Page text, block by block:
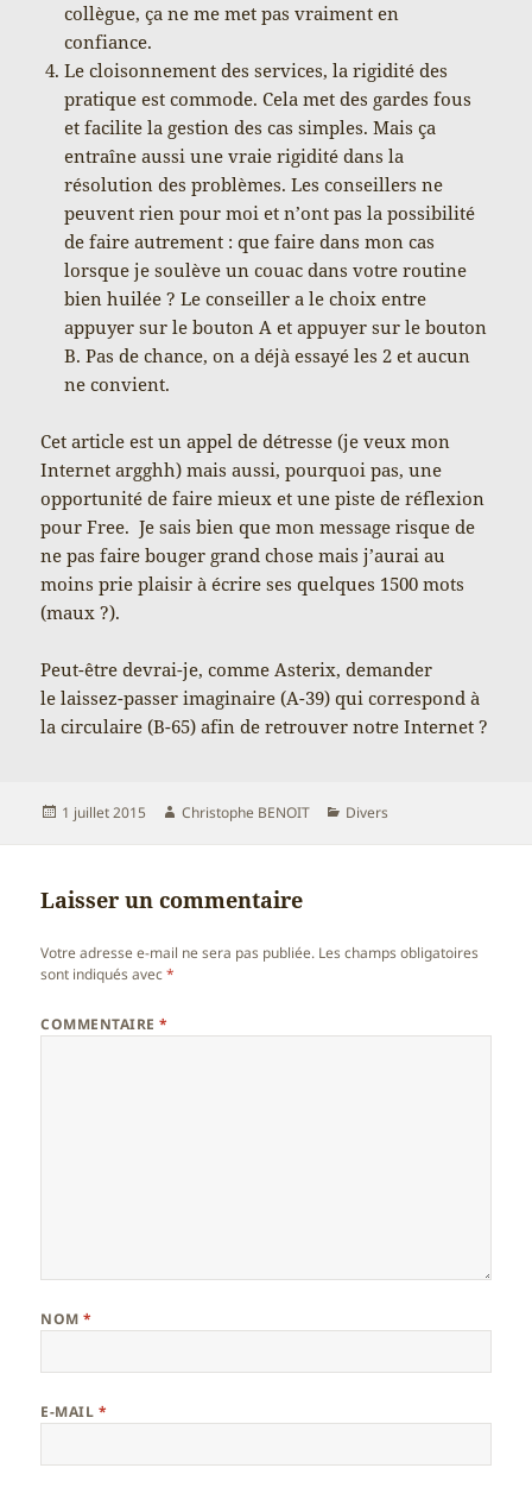
collègue, ça ne me met pas vraiment en
confiance.
Le cloisonnement des services, la rigidité des
pratique est commode. Cela met des gardes fous
et facilite la gestion des cas simples. Mais ça
entraîne aussi une vraie rigidité dans la
résolution des problèmes. Les conseillers ne
peuvent rien pour moi et n’ont pas la possibilité
de faire autrement : que faire dans mon cas
lorsque je soulève un couac dans votre routine
bien huilée ? Le conseiller a le choix entre
appuyer sur le bouton A et appuyer sur le bouton
B. Pas de chance, on a déjà essayé les 2 et aucun
ne convient.
Cet article est un appel de détresse (je veux mon
Internet argghh) mais aussi, pourquoi pas, une
opportunité de faire mieux et une piste de réflexion
pour Free. Je sais bien que mon message risque de
ne pas faire bouger grand chose mais j’aurai au
moins prie plaisir à écrire ses quelques 1500 mots
(maux ?).
Peut-être devrai-je, comme Asterix, demander
le laissez-passer imaginaire (A-39) qui correspond à
la circulaire (B-65) afin de retrouver notre Internet ?
Publié
1 juillet 2015 Auteur
Christophe BENOIT Catégories
Divers
Laisser un commentaire
Votre adresse e-mail ne sera pas publiée. Les champs obligatoires
sont indiqués avec*
COMMENTAIRE*
NOM*
E-MAIL *